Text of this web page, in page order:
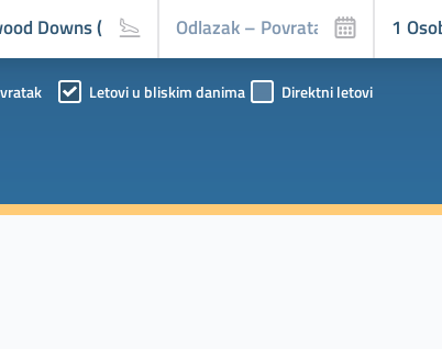
Letovi u bliskim danima Direktni letovi